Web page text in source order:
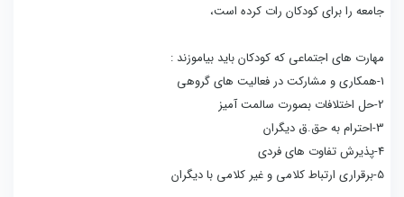
جامعه را برای کودکان رات کرده است،
مهارت های اجتماعی که کودکان باید بیاموزند :
1-همکاری و مشارکت در فعالیت های گروهی
2-حل اختلافات بصورت سالمت آمیز
3-احترام به حق.ق دیگران
4-پذیرش تفاوت های فردی
5-برقراری ارتباط کلامی و غیر کلامی با دیگران